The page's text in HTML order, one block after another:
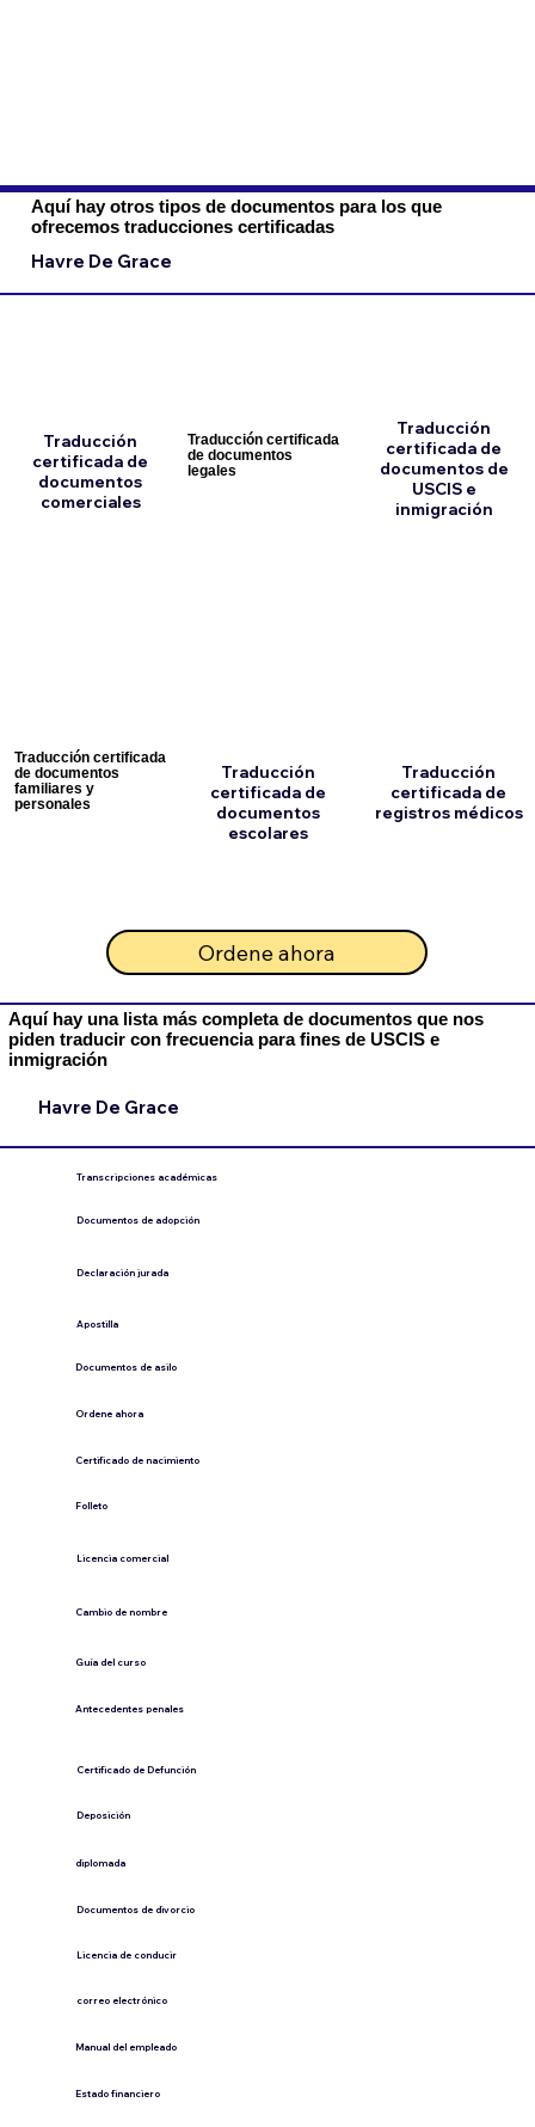
Aquí hay otros tipos de documentos para los que
ofrecemos traducciones certificadas
Havre De Grace
Traducción
certificada de
documentos
comerciales
Traducción certificada
de documentos
familiares y
personales
Traducción certificada
de documentos
legales
Traducción
certificada de
documentos
escolares
Ordene ahora
Traducción
certificada de
documentos de
USCIS e
inmigración
Traducción
certificada de
registros médicos
Aquí hay una lista más completa de documentos que nos
piden traducir con frecuencia para fines de USCIS e
inmigración
Havre De Grace
Transcripciones académicas
Documentos de adopción
Declaración jurada
​Apostilla
Documentos de asilo
Ordene ahora
Certificado de nacimiento
Folleto
​Licencia comercial
Cambio de nombre
Guía del curso
Antecedentes penales
​Certificado de Defunción
​Deposición
diplomada
Documentos de divorcio
Licencia de conducir
​correo electrónico
Manual del empleado
Estado financiero